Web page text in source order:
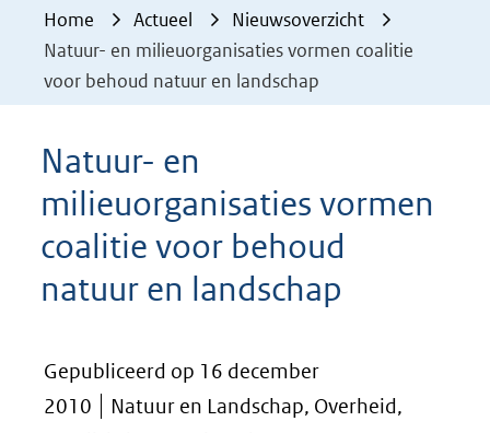
geweigerd.
Home Actueel
Nieuwsoverzicht
Natuur- en milieuorganisaties vormen coalitie
voor behoud natuur en landschap
Natuur- en
milieuorganisaties vormen
coalitie voor behoud
natuur en landschap
Gepubliceerd op 16 december
2010
Natuur en Landschap, Overheid,